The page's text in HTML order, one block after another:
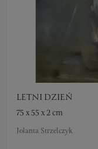
LETNI DZIEŃ
75 x 55 x 2 cm
Jolanta Strzelczyk